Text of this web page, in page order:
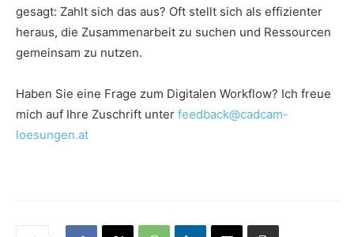
gesagt: Zahlt sich das aus? Oft stellt sich als effizienter
heraus, die Zusammenarbeit zu suchen und Ressourcen
gemeinsam zu nutzen.
Haben Sie eine Frage zum Digitalen Workflow? Ich freue
mich auf Ihre Zuschrift unter feedback@cadcam-
loesungen.at